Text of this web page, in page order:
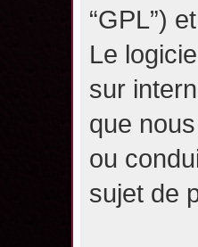
“GPL”)
Le
sur
que
ou
sujet de